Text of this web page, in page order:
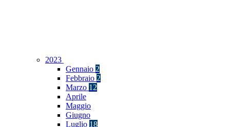
2023
Gennaio 2
Febbraio 2
Marzo 12
Aprile
Maggio
Giugno
Luglio 18